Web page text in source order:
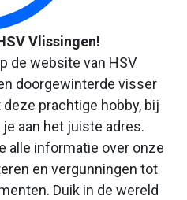
Vlissingen!
de website van HSV
doorgewinterde visser
prachtige hobby, bij
aan het juiste adres.
alle informatie over onze
en vergunningen tot
Duik in de wereld